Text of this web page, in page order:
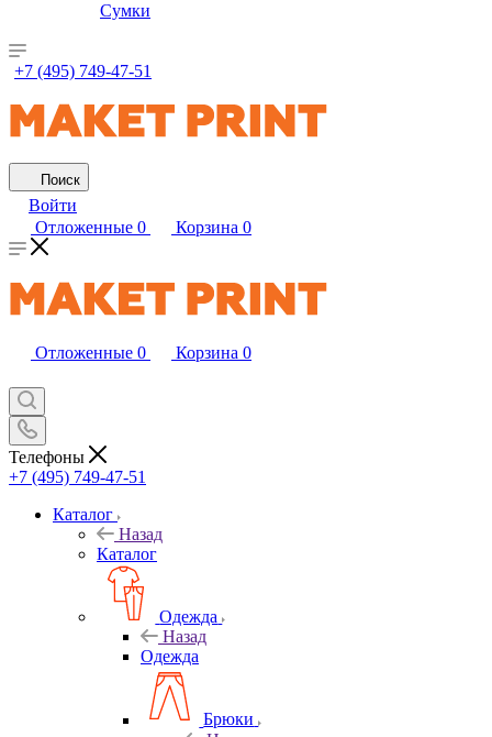
Сумки
+7 (495) 749-47-51
Поиск
Войти
Отложенные 0 Корзина 0
Отложенные 0 Корзина 0
Телефоны
+7 (495) 749-47-51
Каталог
Назад
Каталог
Одежда
Назад
Одежда
Брюки